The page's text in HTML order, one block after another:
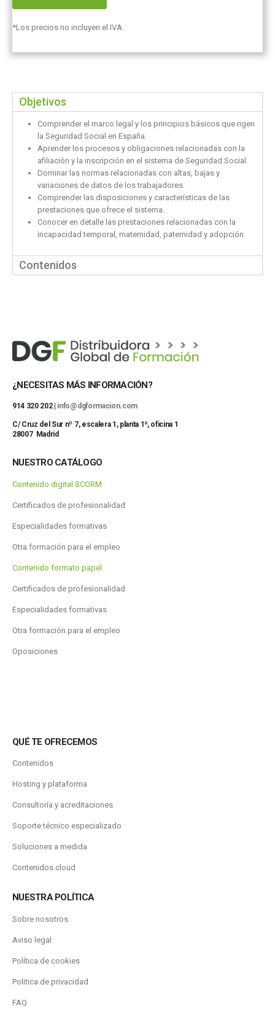
*Los precios no incluyen el IVA.
Objetivos
Comprender el marco legal y los principios básicos que rigen
la Seguridad Social en España.
Aprender los procesos y obligaciones relacionadas con la
afiliación y la inscripción en el sistema de Seguridad Social.
Dominar las normas relacionadas con altas, bajas y
variaciones de datos de los trabajadores.
Comprender las disposiciones y características de las
prestaciones que ofrece el sistema.
Conocer en detalle las prestaciones relacionadas con la
incapacidad temporal, maternidad, paternidad y adopción.
Contenidos
¿NECESITAS MÁS INFORMACIÓN?
914 320 202 | info@dgformacion.com
C/ Cruz del Sur nº 7, escalera 1, planta 1ª, oficina 1
28007 Madrid
NUESTRO CATÁLOGO
Contenido digital SCORM
Certificados de profesionalidad
Especialidades formativas
Otra formación para el empleo
Contenido formato papel
Certificados de profesionalidad
Especialidades formativas
Otra formación para el empleo
Oposiciones
QUÉ TE OFRECEMOS
Contenidos
Hosting y plataforma
Consultoría y acreditaciones
Soporte técnico especializado
Soluciones a medida
Contenidos.cloud
NUESTRA POLÍTICA
Sobre nosotros
Aviso legal
Política de cookies
Politica de privacidad
FAQ